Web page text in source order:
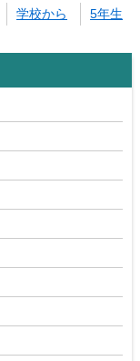
学校から 5年生